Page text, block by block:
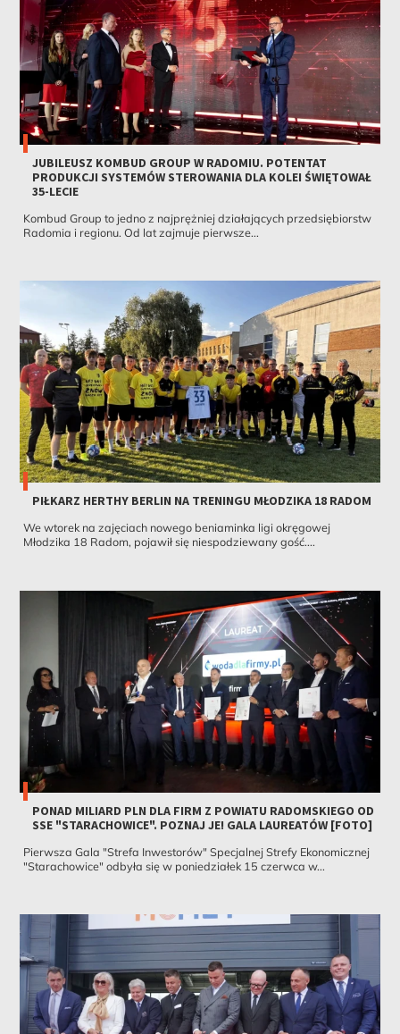
JUBILEUSZ KOMBUD GROUP W RADOMIU. POTENTAT
PRODUKCJI SYSTEMÓW STEROWANIA DLA KOLEI ŚWIĘTOWAŁ
35-LECIE
Kombud Group to jedno z najprężniej działających przedsiębiorstw
Radomia i regionu. Od lat zajmuje pierwsze...
PIŁKARZ HERTHY BERLIN NA TRENINGU MŁODZIKA 18 RADOM
We wtorek na zajęciach nowego beniaminka ligi okręgowej
Młodzika 18 Radom, pojawił się niespodziewany gość....
PONAD MILIARD PLN DLA FIRM Z POWIATU RADOMSKIEGO OD
SSE "STARACHOWICE". POZNAJ JE! GALA LAUREATÓW [FOTO]
Pierwsza Gala "Strefa Inwestorów" Specjalnej Strefy Ekonomicznej
"Starachowice" odbyła się w poniedziałek 15 czerwca w...